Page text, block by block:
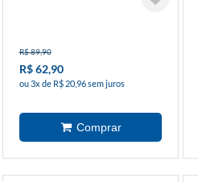
R$ 89,90
R$ 62,90
ou 3x de R$ 20,96 sem juros